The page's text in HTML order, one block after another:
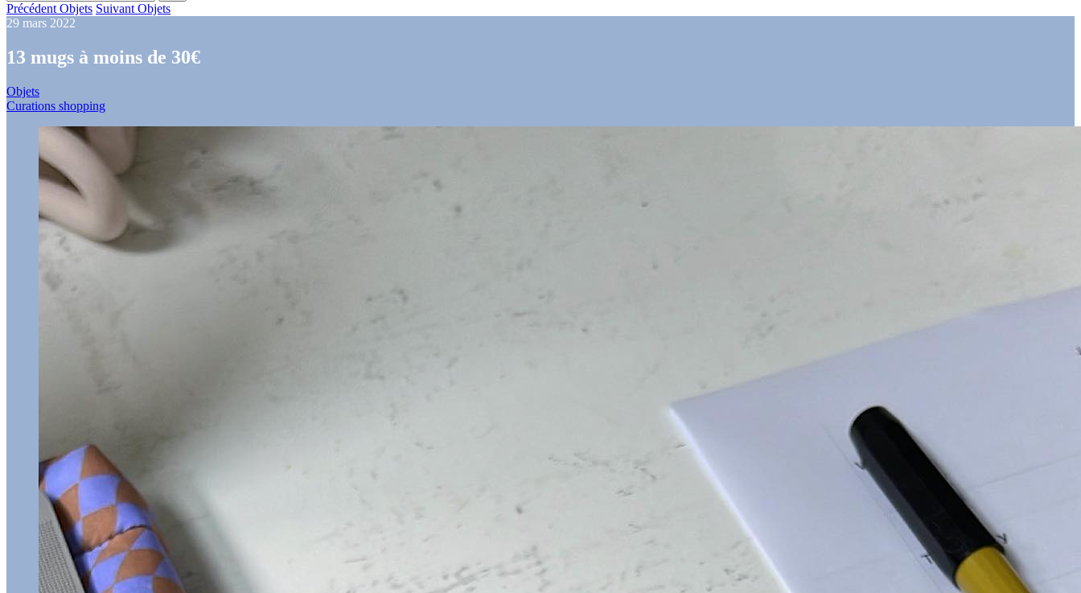
Précédent Objets Suivant Objets
29 mars 2022
13 mugs à moins de 30€
Objets
Curations shopping